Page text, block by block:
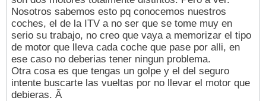
Nosotros sabemos esto pq conocemos nuestros
coches, el de la ITV a no ser que se tome muy en
serio su trabajo, no creo que vaya a memorizar el tipo
de motor que lleva cada coche que pase por alli, en
ese caso no deberias tener ningun problema.
Otra cosa es que tengas un golpe y el del seguro
intente buscarte las vueltas por no llevar el motor que
debieras. Ã